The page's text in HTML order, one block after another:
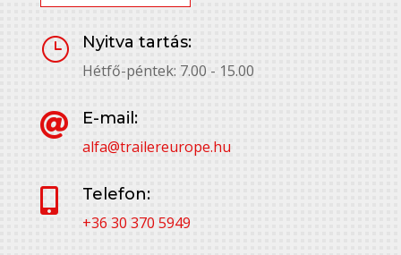
}
Nyitva tartás:
Hétfő-péntek: 7.00 - 15.00

E-mail:
alfa@trailereurope.hu

Telefon:
+36 30 370 5949